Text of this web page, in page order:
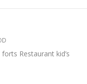
Restaurant kid’s